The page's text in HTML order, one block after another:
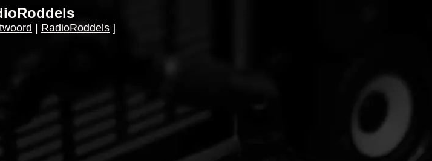
RadioRoddels ]